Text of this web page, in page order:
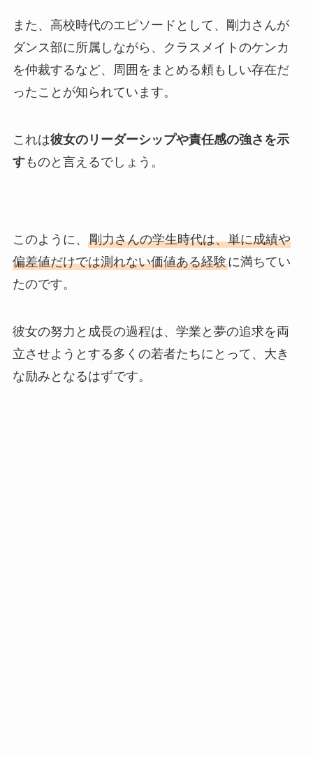
また、高校時代のエピソードとして、剛力さんが
ダンス部に所属しながら、クラスメイトのケンカ
を仲裁するなど、周囲をまとめる頼もしい存在だ
ったことが知られています。
これは彼女のリーダーシップや責任感の強さを示
すものと言えるでしょう。
このように、 剛力さんの学生時代は、単に成績や
偏差値だけでは測れない価値ある経験に満ちてい
たのです。
彼女の努力と成長の過程は、学業と夢の追求を両
立させようとする多くの若者たちにとって、大き
な励みとなるはずです。